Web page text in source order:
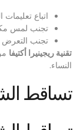
اتباع
تجنب لمس
تجنب
تقنية ريجينيرا أكتيفا
النساء.
تساقط